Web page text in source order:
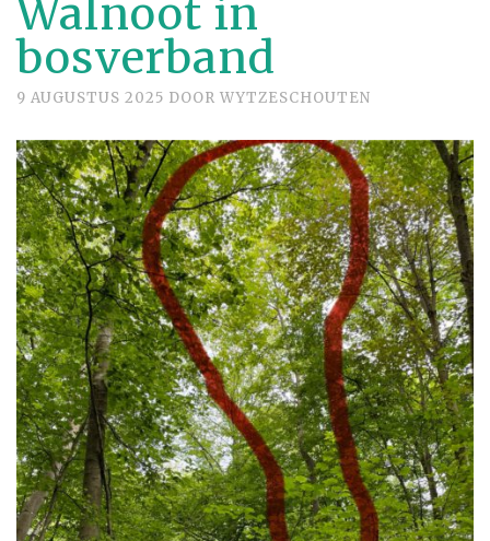
Walnoot in
bosverband
9 AUGUSTUS 2025 DOOR WYTZESCHOUTEN